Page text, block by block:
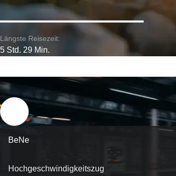
Längste Reisezeit:
5 Std. 29 Min.
BeNe
Hochgeschwindigkeitszug